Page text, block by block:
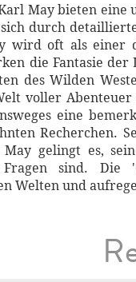
May bieten
durch
wird oft als einer
die Fantasie
des Wilden
voller
eine
gelingt es,
Fragen sind.
Welten und